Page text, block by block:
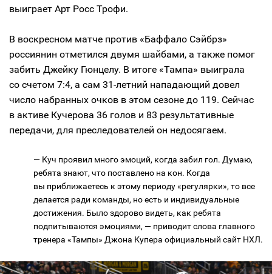
выиграет Арт Росс Трофи.
В воскресном матче против «Баффало Сэйбрз»
россиянин отметился двумя шайбами, а также помог
забить Джейку Гюнцелу. В итоге «Тампа» выиграла
со счетом 7:4, а сам 31-летний нападающий довел
число набранных очков в этом сезоне до 119. Сейчас
в активе Кучерова 36 голов и 83 результативные
передачи, для преследователей он недосягаем.
— Куч проявил много эмоций, когда забил гол. Думаю,
ребята знают, что поставлено на кон. Когда
вы приближаетесь к этому периоду «регулярки», то все
делается ради команды, но есть и индивидуальные
достижения. Было здорово видеть, как ребята
подпитываются эмоциями, ​​— приводит слова главного
тренера «Тампы» Джона Купера официальный сайт НХЛ.